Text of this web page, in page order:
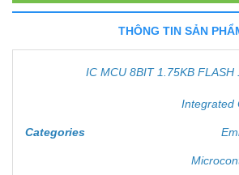
THÔNG TIN SẢN
IC MCU 8BIT 1.75KB FLASH
Categories
Integrated